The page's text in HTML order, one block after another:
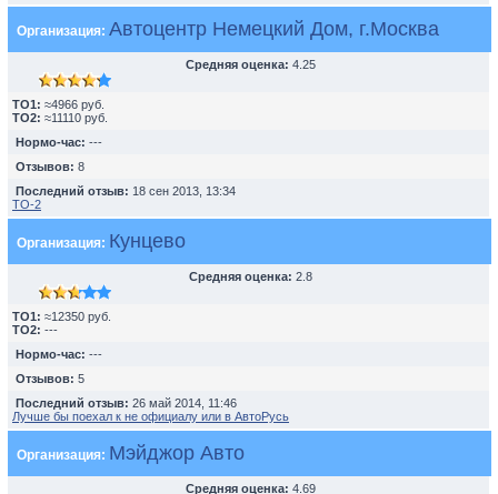
Организация: Автоцентр Немецкий Дом, г.Москва
Средняя оценка: 4.25
TO1: ≈4966 руб.
TO2: ≈11110 руб.
Нормо-час: ---
Отзывов: 8
Последний отзыв: 18 сен 2013, 13:34
TO-2
Организация: Кунцево
Средняя оценка: 2.8
TO1: ≈12350 руб.
TO2: ---
Нормо-час: ---
Отзывов: 5
Последний отзыв: 26 май 2014, 11:46
Лучше бы поехал к не официалу или в АвтоРусь
Организация: Мэйджор Авто
Средняя оценка: 4.69